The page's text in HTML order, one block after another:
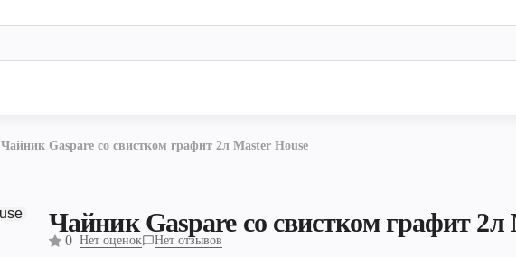
Чайник Gaspare со свистком графит 2л Master House
Чайник Gaspare со свистком графит 2л
0 Нет оценок Нет отзывов